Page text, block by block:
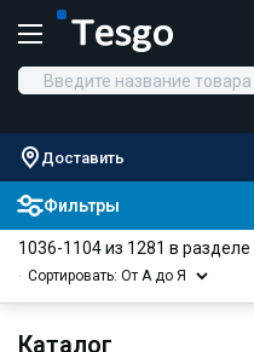
Доставить
Фильтры
1036-1104 из 1281 в разделе
Сортировать: От А до Я
Каталог